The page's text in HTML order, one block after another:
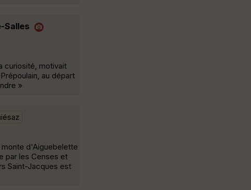
Salles
curiosité, motivait
au départ
»
monte d'Aiguebelette
par les Censes et
Saint-Jacques est